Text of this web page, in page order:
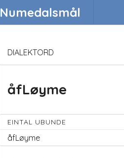
Numedalsmål
DIALEKTORD
åfLøyme
EINTAL UBUNDE
åfLøyme